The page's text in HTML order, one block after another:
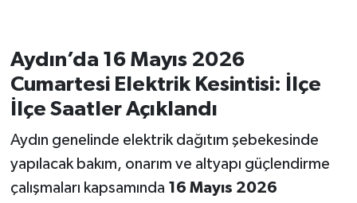
Aydın’da 16 Mayıs 2026
Cumartesi Elektrik Kesintisi: İlçe
İlçe Saatler Açıklandı
Aydın genelinde elektrik dağıtım şebekesinde
yapılacak bakım, onarım ve altyapı güçlendirme
çalışmaları kapsamında 16 Mayıs 2026